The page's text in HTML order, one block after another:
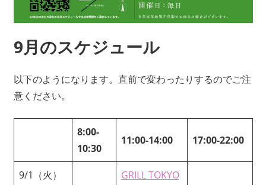
9月のスケジュール
以下のようになります。直前で変わったりするのでご注
意ください。
8:00-
10:30
11:00-14:00 17:00-22:00
9/1（火） GRILL TOKYO